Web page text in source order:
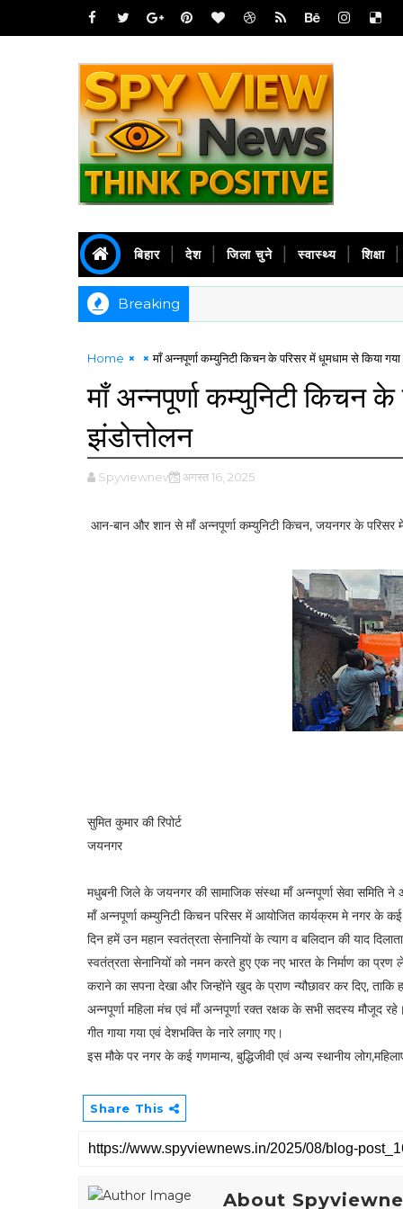
बिहार देश जिला चुने स्वास्थ्य शिक्षा
Breaking
Home माँ अन्नपूर्णा कम्युनिटी किचन के परिसर में धूमधाम से किया गया
माँ अन्नपूर्णा कम्युनिटी किचन
झंडोत्तोलन
Spyviewnews अगस्त 16, 2025
आन-बान और शान से माँ अन्नपूर्णा कम्युनिटी किचन, जयनगर के परिसर
सुमित कुमार की रिपोर्ट
जयनगर
मधुबनी जिले के जयनगर की सामाजिक संस्था माँ अन्नपूर्णा सेवा समिति
माँ अन्नपूर्णा कम्युनिटी किचन परिसर में आयोजित कार्यक्रम मे नगर के
दिन हमें उन महान स्वतंत्रता सेनानियों के त्याग व बलिदान की याद
स्वतंत्रता सेनानियों को नमन करते हुए एक नए भारत के निर्माण का
कराने का सपना देखा और जिन्होंने खुद के प्राण न्यौछावर कर दिए,
अन्नपूर्णा महिला मंच एवं माँ अन्नपूर्णा रक्त रक्षक के सभी सदस्य मौजूद
गीत गाया गया एवं देशभक्ति के नारे लगाए गए।
इस मौके पर नगर के कई गणमान्य, बुद्धिजीवी एवं अन्य स्थानीय
Share This
About